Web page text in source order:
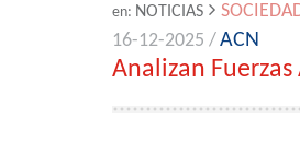
en: NOTICIAS
16-12-2025 /ACN
Analizan